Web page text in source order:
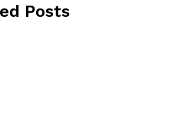
Posts